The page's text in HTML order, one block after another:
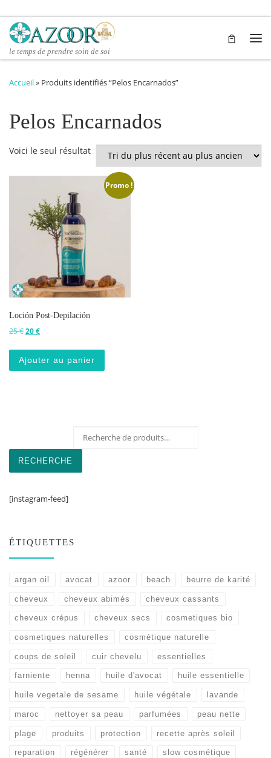
Passer au contenu
le temps de prendre soin de soi
Accueil» Produits identifiés “Pelos Encarnados”
Pelos Encarnados
Voici le seul résultat
Promo !
Loción Post-Depilación
25€Le prix initial était : 25 €.
20€Le prix actuel est : 20 €.
Ajouter au panier
RECHERCHE
[instagram-feed]
ÉTIQUETTES
argan oil avocat azoor beach beurre de karité
cheveux cheveux abimés cheveux cassants
cheveux crépus cheveux secs cosmetiques bio
cosmetiques naturelles cosmétique naturelle
coups de soleil cuir chevelu essentielles
farniente henna huile d'avocat huile essentielle
huile vegetale de sesame huile végétale lavande
maroc nettoyer sa peau parfumées peau nette
plage produits protection recette après soleil
reparation régénérer santé slow cosmétique